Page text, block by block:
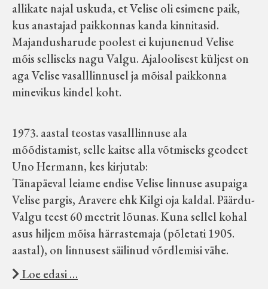
allikate najal uskuda, et Velise oli esimene paik,
kus anastajad paikkonnas kanda kinnitasid.
Majandusharude poolest ei kujunenud Velise
mõis selliseks nagu Valgu. Ajaloolisest küljest on
aga Velise vasalllinnusel ja mõisal paikkonna
minevikus kindel koht.
1973. aastal teostas vasalllinnuse ala
mõõdistamist, selle kaitse alla võtmiseks geodeet
Uno Hermann, kes kirjutab:
Tänapäeval leiame endise Velise linnuse asupaiga
Velise pargis, Aravere ehk Kilgi oja kaldal. Päärdu-
Valgu teest 60 meetrit lõunas. Kuna sellel kohal
asus hiljem mõisa härrastemaja (põletati 1905.
aastal), on linnusest säilinud võrdlemisi vähe.
Loe edasi …